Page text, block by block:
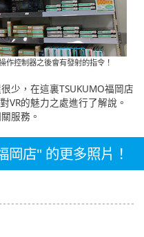
控制器之後會有發射的指令！
少，在這裏TSUKUMO福岡店
VR的魅力之處進行了解說。
服務。
店" 的更多照片！